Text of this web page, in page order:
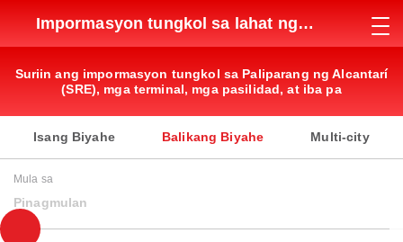
Impormasyon tungkol sa lahat ng
paliparan
Suriin ang impormasyon tungkol sa Paliparang ng Alcantarí
(SRE), mga terminal, mga pasilidad, at iba pa
Isang Biyahe Balikang Biyahe Multi-city
Mula sa
Pinagmulan